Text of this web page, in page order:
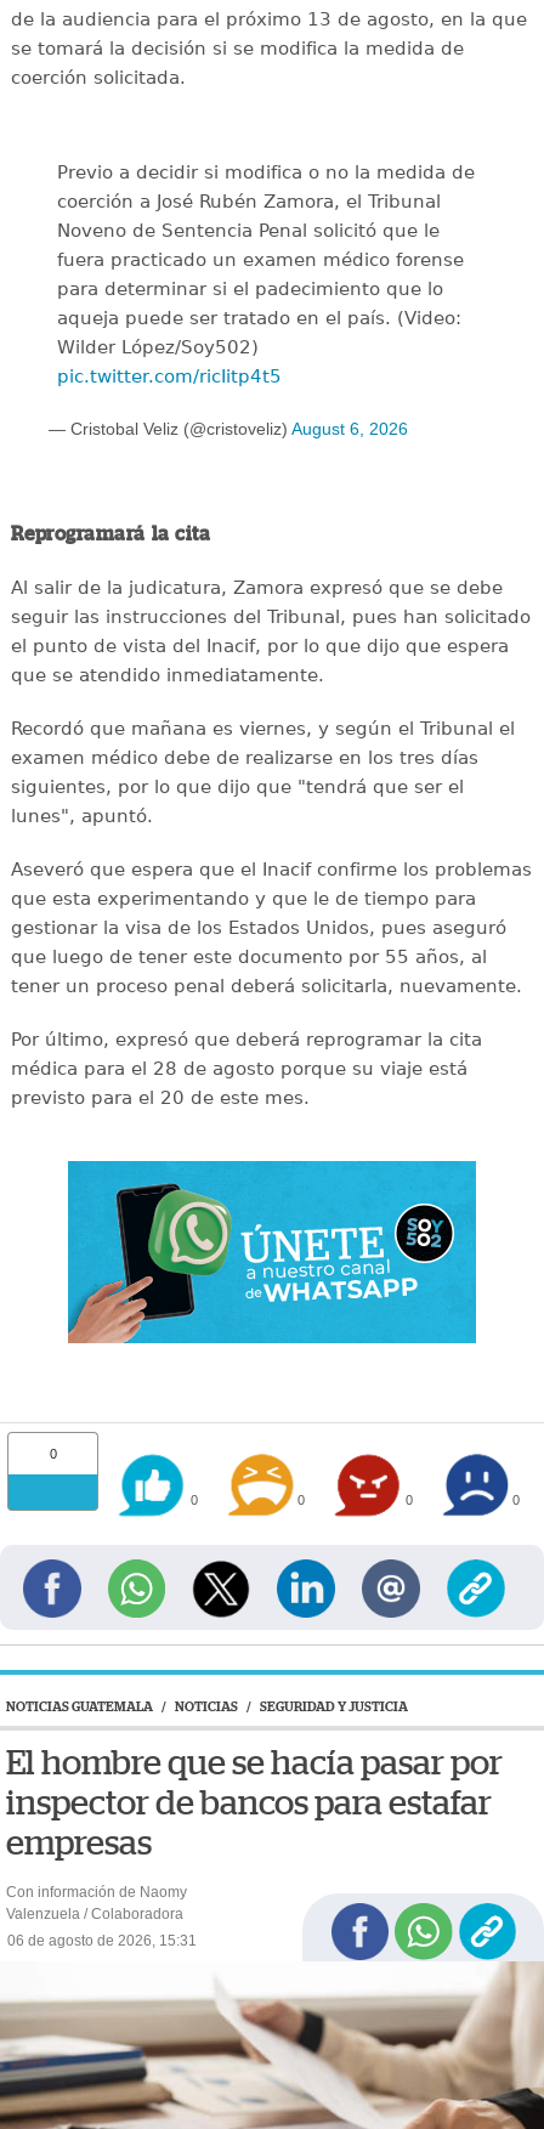
de la audiencia para el próximo 13 de agosto, en la que
se tomará la decisión si se modifica la medida de
coerción solicitada.
Previo a decidir si modifica o no la medida de
coerción a José Rubén Zamora, el Tribunal
Noveno de Sentencia Penal solicitó que le
fuera practicado un examen médico forense
para determinar si el padecimiento que lo
aqueja puede ser tratado en el país. (Video:
Wilder López/Soy502)
pic.twitter.com/ricIitp4t5
— Cristobal Veliz (@cristoveliz) August 6, 2026
Reprogramará la cita
Al salir de la judicatura, Zamora expresó que se debe
seguir las instrucciones del Tribunal, pues han solicitado
el punto de vista del Inacif, por lo que dijo que espera
que se atendido inmediatamente.
Recordó que mañana es viernes, y según el Tribunal el
examen médico debe de realizarse en los tres días
siguientes, por lo que dijo que "tendrá que ser el
lunes", apuntó.
Aseveró que espera que el Inacif confirme los problemas
que esta experimentando y que le de tiempo para
gestionar la visa de los Estados Unidos, pues aseguró
que luego de tener este documento por 55 años, al
tener un proceso penal deberá solicitarla, nuevamente.
Por último, expresó que deberá reprogramar la cita
médica para el 28 de agosto porque su viaje está
previsto para el 20 de este mes.
0
0 0 0 0
NOTICIAS GUATEMALA / NOTICIAS / SEGURIDAD Y JUSTICIA
El hombre que se hacía pasar por
inspector de bancos para estafar
empresas
Con información de Naomy
Valenzuela / Colaboradora
06 de agosto de 2026, 15:31